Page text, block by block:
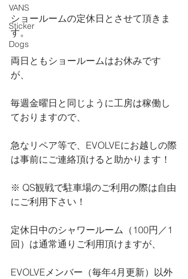
VANS
Sticker
Dogs
ショールームの定休日とさせて頂きま
す。
両日ともショールームはお休みです
が、
毎週金曜日と同じように工房は稼働し
ておりますので、
急なリペア等で、EVOLVEにお越しの際
は事前にご連絡頂けると助かります！
※ QS観戦で駐車場のご利用の際は自由
にご利用下さい！
定休日中のシャワールーム（100円／1
回）は通常通りご利用頂けますが、
EVOLVEメンバー（毎年4月更新）以外